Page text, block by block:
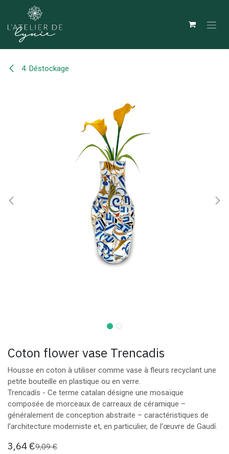
Se rendre au contenu
4. Déstockage
Coton flower vase Trencadis
Housse en coton à utiliser comme vase à fleurs recyclant une
petite bouteille en plastique ou en verre.
Trencadís - Ce terme catalan désigne une mosaïque
composée de morceaux de carreaux de céramique –
généralement de conception abstraite – caractéristiques de
l’architecture moderniste et, en particulier, de l’œuvre de Gaudí.
3,64 €9,09€